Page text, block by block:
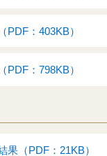
：403KB）
：798KB）
（PDF：21KB）